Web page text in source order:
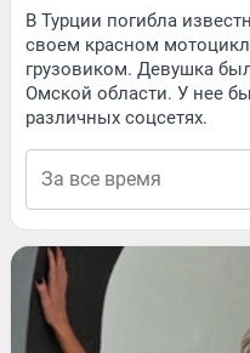
В Турции погибла
своем красном
грузовиком. Девушка
Омской области. У нее
различных соцсетях.